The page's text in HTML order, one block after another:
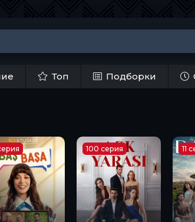
Топ Подборки
100 серия 11